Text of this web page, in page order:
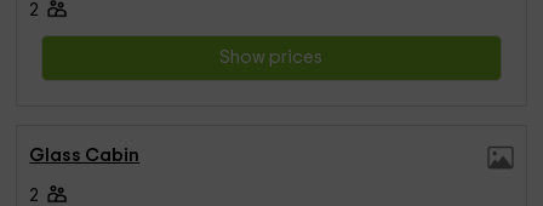
2
Show prices
Glass Cabin
2